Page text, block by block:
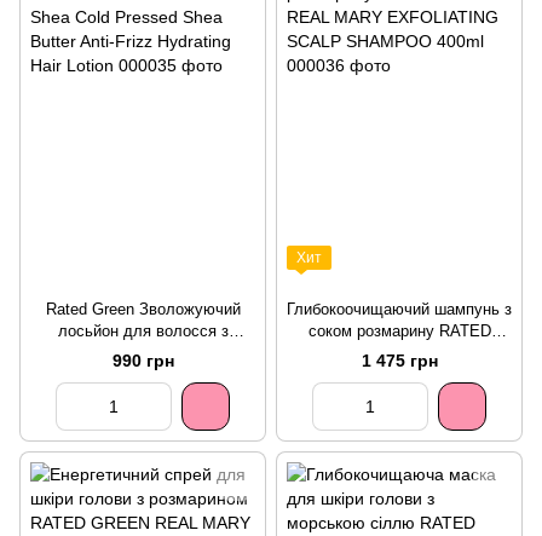
Rated Green Зволожуючий
лосьйон для волосся з
маслом ши REAL Shea Cold
Pressed Shea Butter Anti-Frizz
Hydrating Hair Lotion
990 грн
Хит
Глибокоочищаючий шампунь з
соком розмарину RATED
GREEN REAL MARY
EXFOLIATING SCALP
SHAMPOO 400ml
1 475 грн